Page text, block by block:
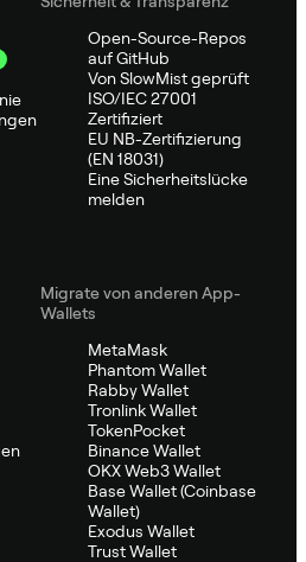
Open-Source-Repos
auf GitHub
Von SlowMist geprüft
ISO/IEC 27001
Zertifiziert
EU NB-Zertifizierung
(EN 18031)
Eine Sicherheitslücke
melden
Migrate von anderen App-
Wallets
MetaMask
Phantom Wallet
Rabby Wallet
Tronlink Wallet
TokenPocket
Binance Wallet
OKX Web3 Wallet
Base Wallet (Coinbase
Wallet)
Exodus Wallet
Trust Wallet